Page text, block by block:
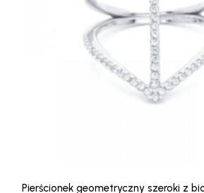
Pierścionek geometryczny szeroki z